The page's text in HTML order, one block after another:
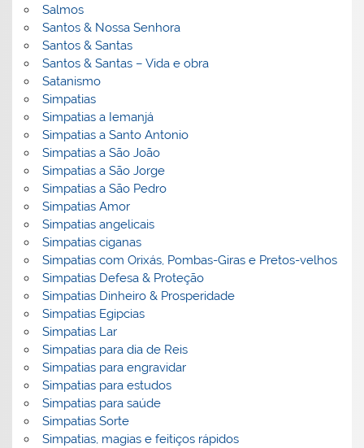
Salmos
Santos & Nossa Senhora
Santos & Santas
Santos & Santas – Vida e obra
Satanismo
Simpatias
Simpatias a Iemanjá
Simpatias a Santo Antonio
Simpatias a São João
Simpatias a São Jorge
Simpatias a São Pedro
Simpatias Amor
Simpatias angelicais
Simpatias ciganas
Simpatias com Orixás, Pombas-Giras e Pretos-velhos
Simpatias Defesa & Proteção
Simpatias Dinheiro & Prosperidade
Simpatias Egipcias
Simpatias Lar
Simpatias para dia de Reis
Simpatias para engravidar
Simpatias para estudos
Simpatias para saúde
Simpatias Sorte
Simpatias, magias e feitiços rápidos